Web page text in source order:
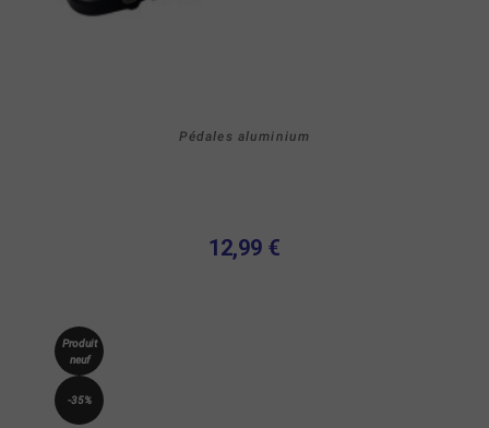
Pédales aluminium
12,99 €
Produit
neuf
-35%